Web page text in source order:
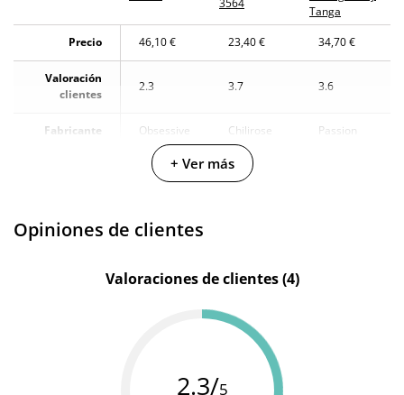
3564
Tanga
Precio
46,10 € 23,40 € 34,70 €
Valoración
clientes
2.3 3.7 3.6
Fabricante Obsessive Chilirose Passion
Negro Negro
+ Ver más
Opiniones de clientes
Valoraciones de clientes (4)
2.3/5